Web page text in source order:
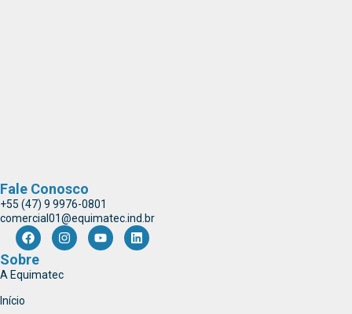
Fale Conosco
+55 (47) 9 9976-0801
comercial01@equimatec.ind.br
Sobre
A Equimatec
Início